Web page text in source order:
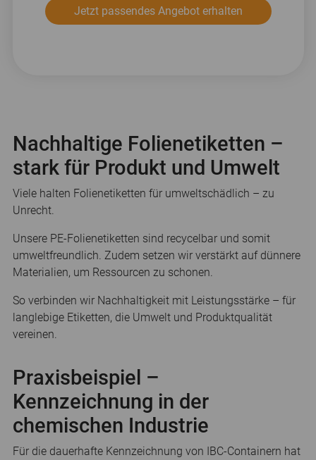
Jetzt passendes Angebot erhalten
Nachhaltige Folienetiketten –
stark für Produkt und Umwelt
Viele halten Folienetiketten für umweltschädlich – zu
Unrecht.
Unsere PE-Folienetiketten sind recycelbar und somit
umweltfreundlich. Zudem setzen wir verstärkt auf dünnere
Materialien, um Ressourcen zu schonen.
So verbinden wir Nachhaltigkeit mit Leistungsstärke – für
langlebige Etiketten, die Umwelt und Produktqualität
vereinen.
Praxisbeispiel –
Kennzeichnung in der
chemischen Industrie
Für die dauerhafte Kennzeichnung von IBC-Containern hat